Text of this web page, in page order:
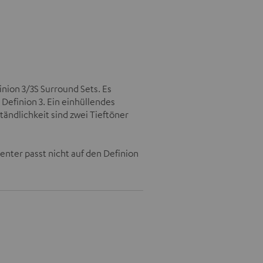
3/3S Surround Sets. Es
3. Ein einhüllendes
sind zwei Tieftöner
passt nicht auf den Definion